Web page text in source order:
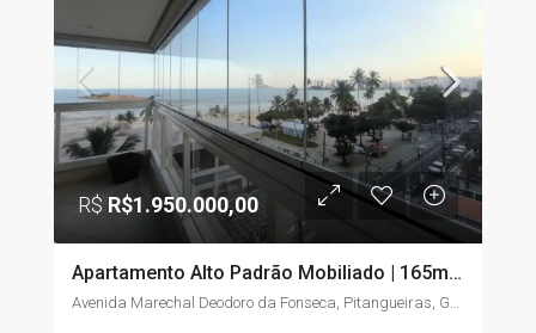
R$ R$1.950.000,00
Apartamento Alto Padrão Mobiliado | 165m² | 3 Suítes | Vista para o Mar | Pitangueiras – Guarujá/SP